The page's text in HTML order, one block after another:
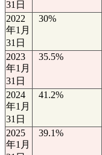
31日
2022
年1月
31日
30%
2023
年1月
31日
35.5%
2024
年1月
31日
41.2%
2025
年1月
39.1%